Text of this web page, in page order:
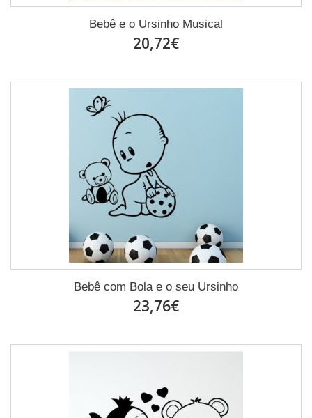
Bebê e o Ursinho Musical
20,72€
Bebê com Bola e o seu Ursinho
23,76€